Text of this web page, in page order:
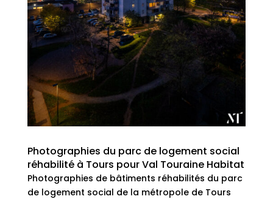
Photographies du parc de logement social
réhabilité à Tours pour Val Touraine Habitat
Photographies de bâtiments réhabilités du parc
de logement social de la métropole de Tours